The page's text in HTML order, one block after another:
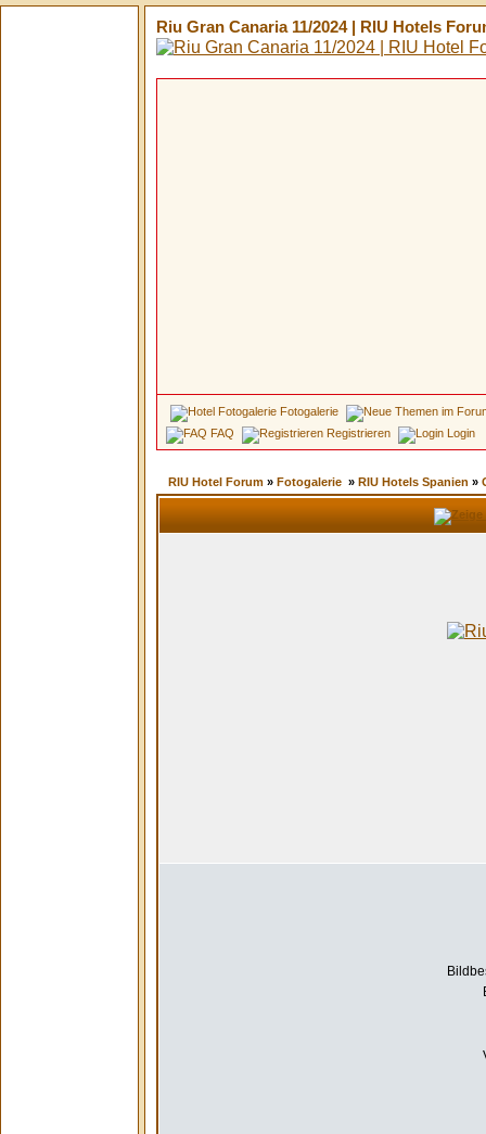
Riu Gran Canaria 11/2024 | RIU Hotels
Fotogalerie
FAQ
Registrieren Login
RIU Hotel Forum »Fotogalerie »RIU Hotels Spanien »